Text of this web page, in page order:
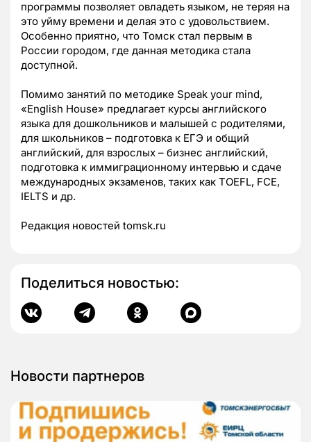
программы позволяет овладеть языком, не теряя на
это уйму времени и делая это с удовольствием.
Особенно приятно, что Томск стал первым в
России городом, где данная методика стала
доступной.
Помимо занятий по методике Speak your mind,
«English House» предлагает курсы английского
языка для дошкольников и малышей с родителями,
для школьников – подготовка к ЕГЭ и общий
английский, для взрослых – бизнес английский,
подготовка к иммиграционному интервью и сдаче
международных экзаменов, таких как TOEFL, FCE,
IELTS и др.
Редакция новостей tomsk.ru
Поделиться новостью:
Новости партнеров